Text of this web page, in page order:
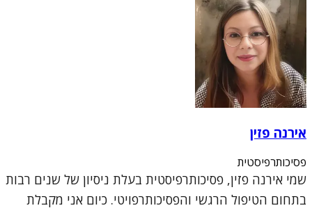
אירנה פזין
פסיכותרפיסטית
שמי אירנה פזין, פסיכותרפיסטית בעלת ניסיון של שנים רבות
בתחום הטיפול הרגשי והפסיכותרפויטי. כיום אני מקבלת